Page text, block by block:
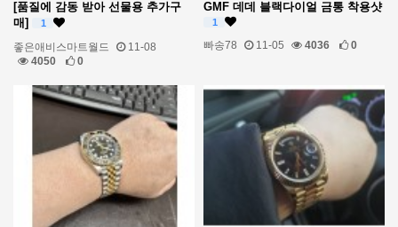
[품질에 감동 받아 선물용 추가구
매]
1
좋은애비스마트월드
11-08
4050
0
GMF 데데 블랙다이얼 금통 착용샷
1
빠송78 11-05 4036 0